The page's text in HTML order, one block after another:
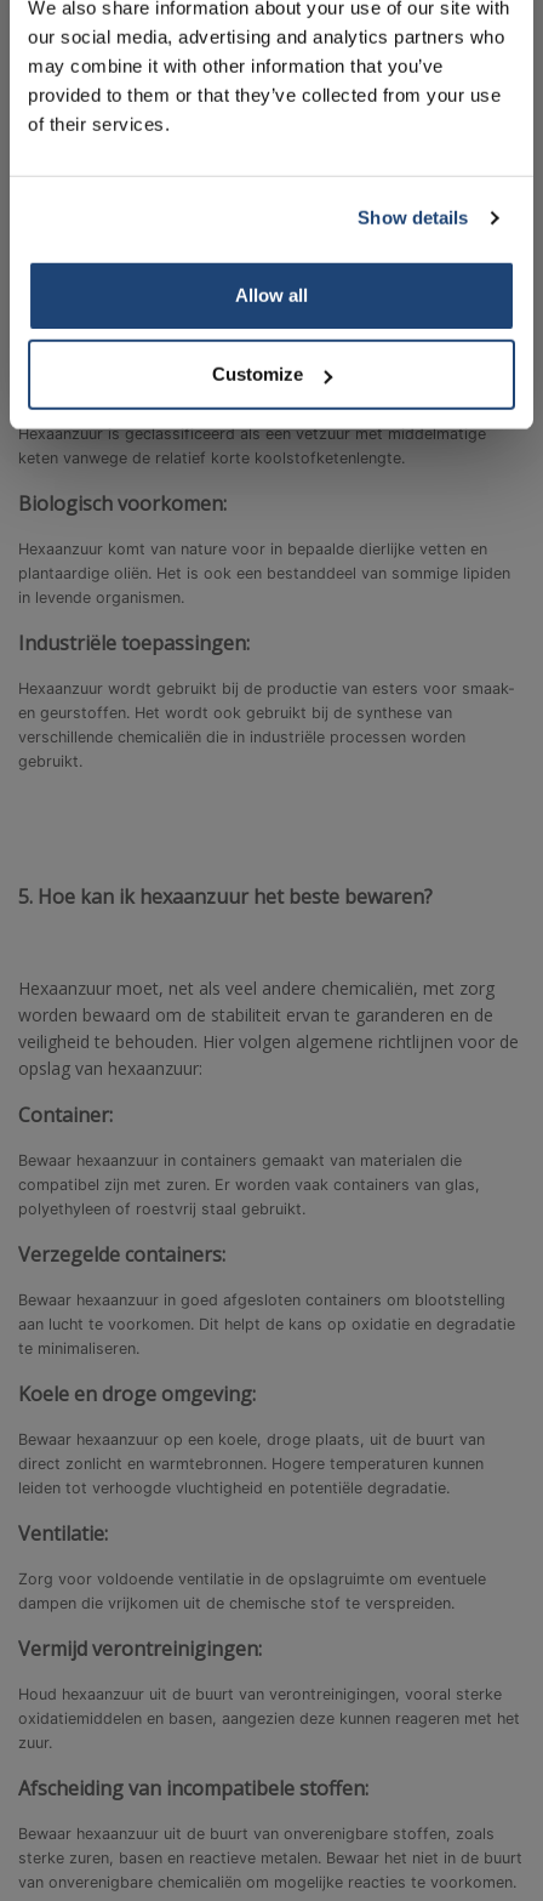
We also share information about your use of our site with
our social media, advertising and analytics partners who
may combine it with other information that you’ve
provided to them or that they’ve collected from your use
of their services.
Show details
Allow all
Customize
Oplosbaarheid:
Hexaanzuur is matig oplosbaar in water, maar is oplosbaar in
organische oplosmiddelen zoals ethanol en ether.
Smelt- en kookpunten:
Hexaanzuur heeft een smeltpunt van ongeveer 16,3°C en een
Hexaanzuur is een carbonzuur en als zodanig zuur. De carboxylgroep
base-reacties kan ondergaan.
Hexaanzuur is geclassificeerd als een vetzuur met middelmatige
keten vanwege de relatief korte koolstofketenlengte.
Biologisch voorkomen:
Hexaanzuur komt van nature voor in bepaalde dierlijke vetten en
plantaardige oliën. Het is ook een bestanddeel van sommige lipiden
in levende organismen.
Industriële toepassingen:
Hexaanzuur wordt gebruikt bij de productie van esters voor smaak-
en geurstoffen. Het wordt ook gebruikt bij de synthese van
verschillende chemicaliën die in industriële processen worden
gebruikt.
5. Hoe kan ik hexaanzuur het beste bewaren?
Hexaanzuur moet, net als veel andere chemicaliën, met zorg
worden bewaard om de stabiliteit ervan te garanderen en de
veiligheid te behouden. Hier volgen algemene richtlijnen voor de
opslag van hexaanzuur:
Container:
Bewaar hexaanzuur in containers gemaakt van materialen die
compatibel zijn met zuren. Er worden vaak containers van glas,
polyethyleen of roestvrij staal gebruikt.
Verzegelde containers:
Bewaar hexaanzuur in goed afgesloten containers om blootstelling
aan lucht te voorkomen. Dit helpt de kans op oxidatie en degradatie
te minimaliseren.
Koele en droge omgeving:
Bewaar hexaanzuur op een koele, droge plaats, uit de buurt van
direct zonlicht en warmtebronnen. Hogere temperaturen kunnen
leiden tot verhoogde vluchtigheid en potentiële degradatie.
Ventilatie:
Zorg voor voldoende ventilatie in de opslagruimte om eventuele
dampen die vrijkomen uit de chemische stof te verspreiden.
Vermijd verontreinigingen:
Houd hexaanzuur uit de buurt van verontreinigingen, vooral sterke
oxidatiemiddelen en basen, aangezien deze kunnen reageren met het
zuur.
Afscheiding van incompatibele stoffen:
Bewaar hexaanzuur uit de buurt van onverenigbare stoffen, zoals
sterke zuren, basen en reactieve metalen. Bewaar het niet in de buurt
van onverenigbare chemicaliën om mogelijke reacties te voorkomen.
informed about our new products, and
receive a 10% discount on your next
purchase for all chemical products from
our own brand 😀
€50.00